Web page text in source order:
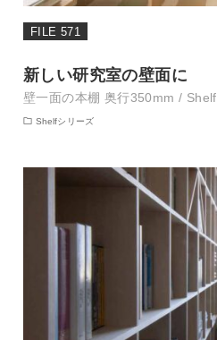
FILE 571
新しい研究室の壁面に
壁一面の本棚 奥行350mm / Shelf
Shelfシリーズ